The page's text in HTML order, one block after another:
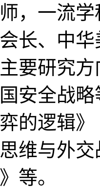
，一流
长、中
要研究
安全战
的逻辑》
与外交
等。